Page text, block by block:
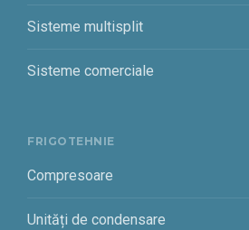
Sisteme multisplit
Sisteme comerciale
FRIGOTEHNIE
Compresoare
Unități de condensare